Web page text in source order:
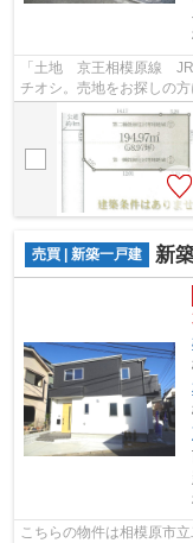
「土地 京王相模原線
チオシ。売地をお探しの
ームに強いこだわりがあ
売買 | 新築一戸建 新築
こちらの物件は相模原市